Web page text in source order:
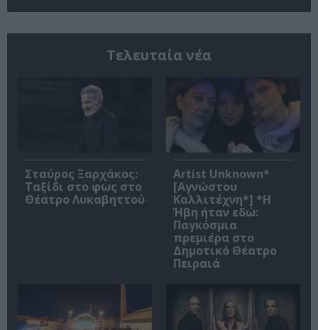
Τελευταία νέα
Σταύρος Ξαρχάκος:
Ταξίδι στο φως στο
Θέατρο Λυκαβηττού
Artist Unknown*
[Αγνώστου
Καλλιτέχνη*] *Η
Ήβη ήταν εδώ:
Παγκόσμια
πρεμιέρα στο
Δημοτικό Θέατρο
Πειραιά